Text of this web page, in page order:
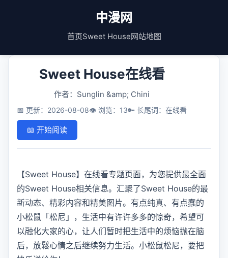
中漫网
首页Sweet House网站地图
Sweet House在线看
作者：Sunglin &amp; Chini
📅 更新：2026-08-08👁️ 浏览：13🔑 长尾词：在线看
📖 开始阅读
【Sweet House】在线看专题页面，为您提供最全面
的Sweet House相关信息。汇聚了Sweet House的最
新动态、精彩内容和精美图片。有点纯真、有点蠢的
小松鼠「松尼」，生活中有许许多多的惊奇，希望可
以融化大家的心，让人们暂时把生活中的烦恼抛在脑
后，放鬆心情之后继续努力生活。小松鼠松尼，要把